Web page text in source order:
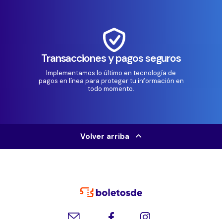
Transacciones y pagos seguros
Implementamos lo último en tecnología de
pagos en línea para proteger tu información en
todo momento.
Volver arriba